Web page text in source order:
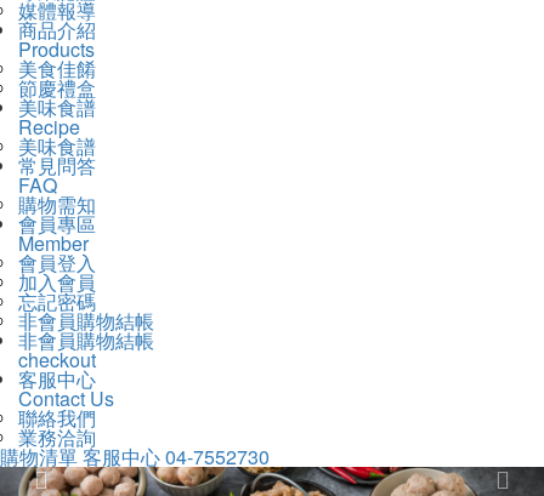
單
媒體報導
商品介紹
Products
美食佳餚
節慶禮盒
美味食譜
Recipe
美味食譜
常見問答
FAQ
購物需知
會員專區
Member
會員登入
加入會員
忘記密碼
非會員購物結帳
非會員購物結帳
checkout
客服中心
Contact Us
聯絡我們
業務洽詢
購物清單客服中心04-7552730
Previous